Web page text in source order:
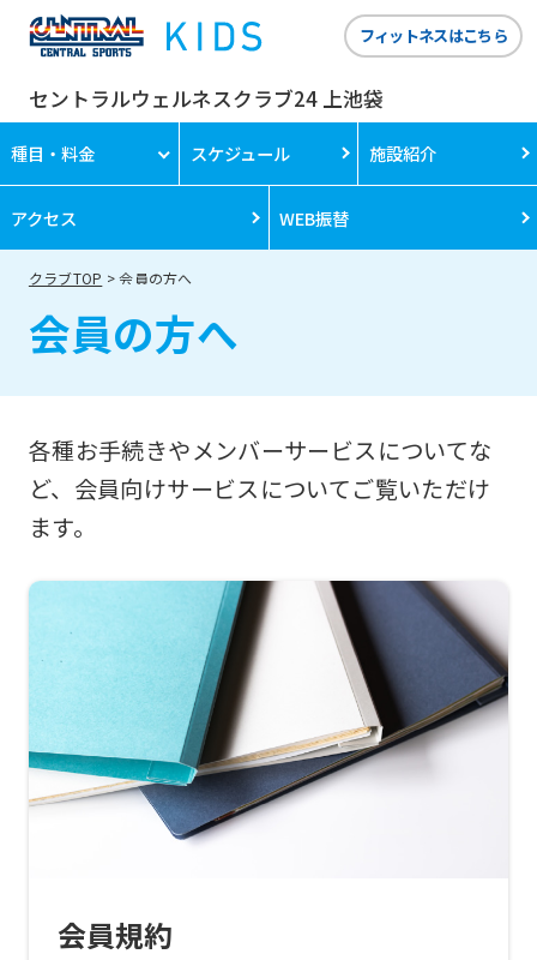
セントラルウェルネスクラブ24 上池袋
フィットネスはこちら
種目・料金 スケジュール 施設紹介
アクセス WEB振替
クラブTOP 会員の方へ
会員の方へ
各種お手続きやメンバーサービスについてな
ど、会員向けサービスについてご覧いただけ
ます。
会員規約
For
foreigners